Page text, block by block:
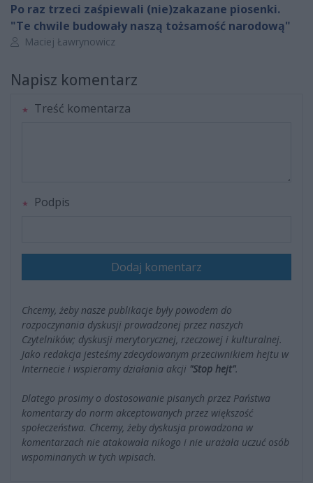
Po raz trzeci zaśpiewali (nie)zakazane piosenki.
"Te chwile budowały naszą tożsamość narodową"
Autor artykułu:
Maciej Ławrynowicz
Napisz komentarz
Treść komentarza
Podpis
Dodaj komentarz
Chcemy, żeby nasze publikacje były powodem do
rozpoczynania dyskusji prowadzonej przez naszych
Czytelników; dyskusji merytorycznej, rzeczowej i kulturalnej.
Jako redakcja jesteśmy zdecydowanym przeciwnikiem hejtu w
Internecie i wspieramy działania akcji "Stop hejt".
Dlatego prosimy o dostosowanie pisanych przez Państwa
komentarzy do norm akceptowanych przez większość
społeczeństwa. Chcemy, żeby dyskusja prowadzona w
komentarzach nie atakowała nikogo i nie urażała uczuć osób
wspominanych w tych wpisach.